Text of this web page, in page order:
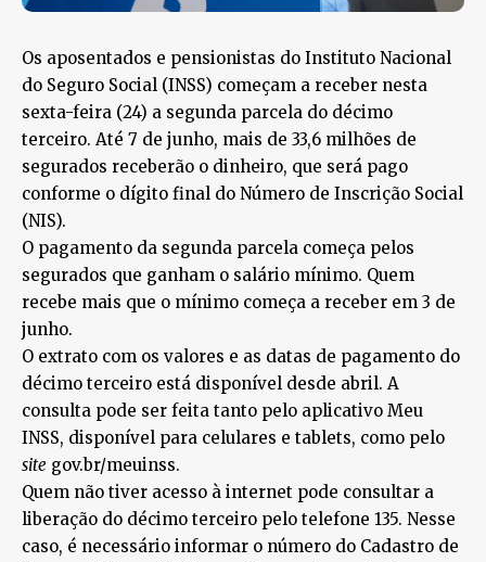
Os aposentados e pensionistas do Instituto Nacional
do Seguro Social (INSS) começam a receber nesta
sexta-feira (24) a segunda parcela do décimo
terceiro. Até 7 de junho, mais de 33,6 milhões de
segurados receberão o dinheiro, que será pago
conforme o dígito final do Número de Inscrição Social
(NIS).
O pagamento da segunda parcela começa pelos
segurados que ganham o salário mínimo. Quem
recebe mais que o mínimo começa a receber em 3 de
junho.
O extrato com os valores e as datas de pagamento do
décimo terceiro está disponível desde abril. A
consulta pode ser feita tanto pelo aplicativo Meu
INSS, disponível para celulares e tablets, como pelo
site gov.br/meuinss.
Quem não tiver acesso à internet pode consultar a
liberação do décimo terceiro pelo telefone 135. Nesse
caso, é necessário informar o número do Cadastro de